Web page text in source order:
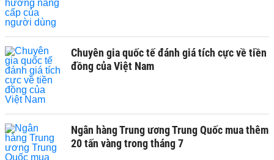
Chuyên gia quốc tế đánh giá tích cực về tiền
đồng của Việt Nam
Ngân hàng Trung ương Trung Quốc mua thêm
20 tấn vàng trong tháng 7